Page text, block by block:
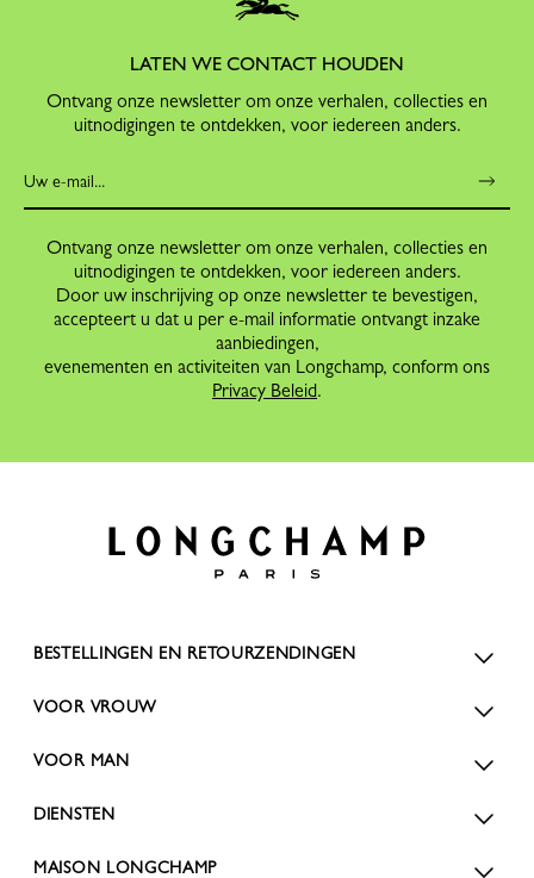
LATEN WE CONTACT HOUDEN
Ontvang onze newsletter om onze verhalen, collecties en
uitnodigingen te ontdekken, voor iedereen anders.
Ontvang onze newsletter om onze verhalen, collecties en
uitnodigingen te ontdekken, voor iedereen anders.
Door uw inschrijving op onze newsletter te bevestigen,
accepteert u dat u per e-mail informatie ontvangt inzake
aanbiedingen,
evenementen en activiteiten van Longchamp, conform ons
Privacy Beleid.
BESTELLINGEN EN RETOURZENDINGEN
VOOR VROUW
VOOR MAN
DIENSTEN
MAISON LONGCHAMP